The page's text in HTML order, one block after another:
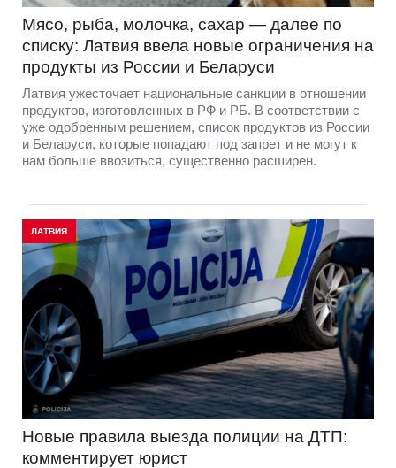
Мясо, рыба, молочка, сахар — далее по
списку: Латвия ввела новые ограничения на
продукты из России и Беларуси
Латвия ужесточает национальные санкции в отношении
продуктов, изготовленных в РФ и РБ. В соответствии с
уже одобренным решением, список продуктов из России
и Беларуси, которые попадают под запрет и не могут к
нам больше ввозиться, существенно расширен.
ЛАТВИЯ
Новые правила выезда полиции на ДТП:
комментирует юрист